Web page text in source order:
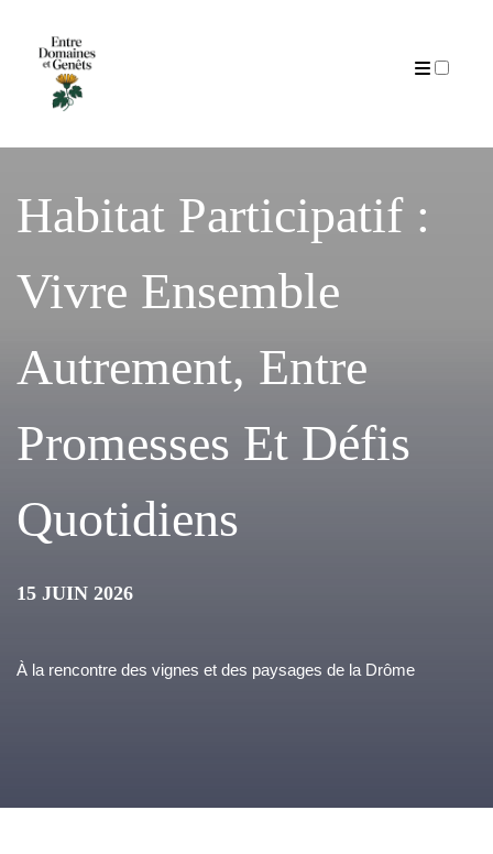
Habitat Participatif :
Vivre Ensemble
Autrement, Entre
Promesses Et Défis
Quotidiens
15 JUIN 2026
À la rencontre des vignes et des paysages de la Drôme